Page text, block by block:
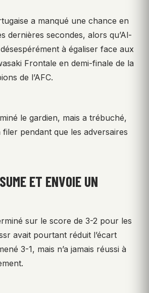
a manqué une chance en
dernières secondes, alors qu’Al-
à égaliser face aux
Frontale en demi-finale de la
de l’AFC.
le gardien, mais a trébuché,
filer pendant que les adversaires
ET ENVOIE UN
sur le score de 3-2 pour les
avait pourtant réduit l’écart
3-1, mais n’a jamais réussi à